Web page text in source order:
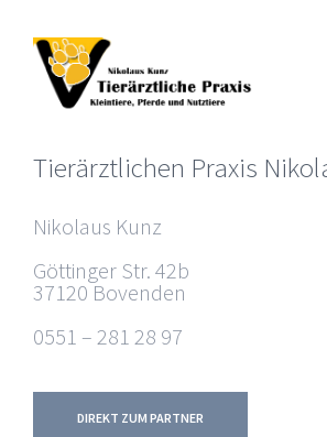
Tierärztlichen Praxis
Nikolaus Kunz
Göttinger Str. 42b
37120 Bovenden
0551 – 281 28 97
DIREKT ZUM PARTNER